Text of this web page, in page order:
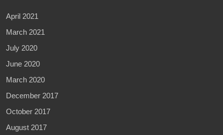
April 2021
March 2021
July 2020
June 2020
March 2020
December 2017
October 2017
August 2017